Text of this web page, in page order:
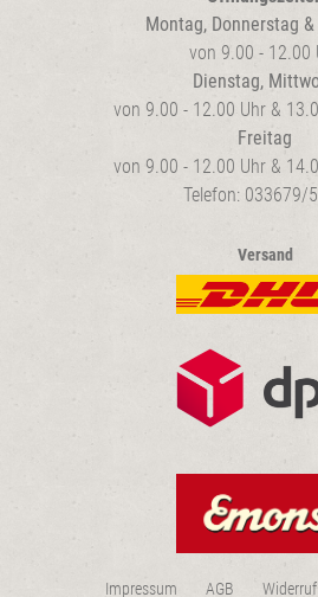
Montag, Donnerstag
von 9.00 - 12.00
Dienstag,
von 9.00 - 12.00 Uhr &
Freitag
von 9.00 - 12.00 Uhr &
Telefon: 033679/
Versand
Impressum AGB Widerruf